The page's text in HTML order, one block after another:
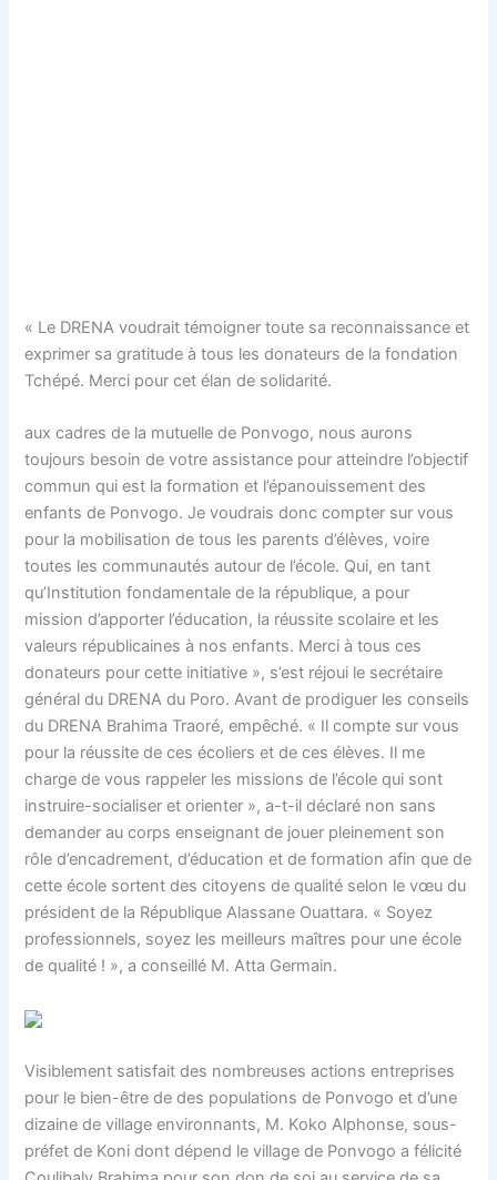
« Le DRENA voudrait témoigner toute sa reconnaissance et
exprimer sa gratitude à tous les donateurs de la fondation
Tchépé. Merci pour cet élan de solidarité.
aux cadres de la mutuelle de Ponvogo, nous aurons
toujours besoin de votre assistance pour atteindre l’objectif
commun qui est la formation et l’épanouissement des
enfants de Ponvogo. Je voudrais donc compter sur vous
pour la mobilisation de tous les parents d’élèves, voire
toutes les communautés autour de l’école. Qui, en tant
qu’Institution fondamentale de la république, a pour
mission d’apporter l’éducation, la réussite scolaire et les
valeurs républicaines à nos enfants. Merci à tous ces
donateurs pour cette initiative », s’est réjoui le secrétaire
général du DRENA du Poro. Avant de prodiguer les conseils
du DRENA Brahima Traoré, empêché. « Il compte sur vous
pour la réussite de ces écoliers et de ces élèves. Il me
charge de vous rappeler les missions de l’école qui sont
instruire-socialiser et orienter », a-t-il déclaré non sans
demander au corps enseignant de jouer pleinement son
rôle d’encadrement, d’éducation et de formation afin que de
cette école sortent des citoyens de qualité selon le vœu du
président de la République Alassane Ouattara. « Soyez
professionnels, soyez les meilleurs maîtres pour une école
de qualité ! », a conseillé M. Atta Germain.
Visiblement satisfait des nombreuses actions entreprises
pour le bien-être de des populations de Ponvogo et d’une
dizaine de village environnants, M. Koko Alphonse, sous-
préfet de Koni dont dépend le village de Ponvogo a félicité